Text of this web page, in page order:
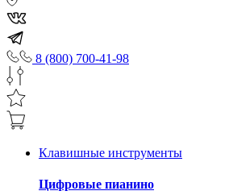
8 (800) 700-41-98
Клавишные инструменты
Цифровые пианино